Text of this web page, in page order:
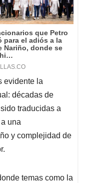
evidente la
décadas de
traducidas a
una
y complejidad de
temas como la